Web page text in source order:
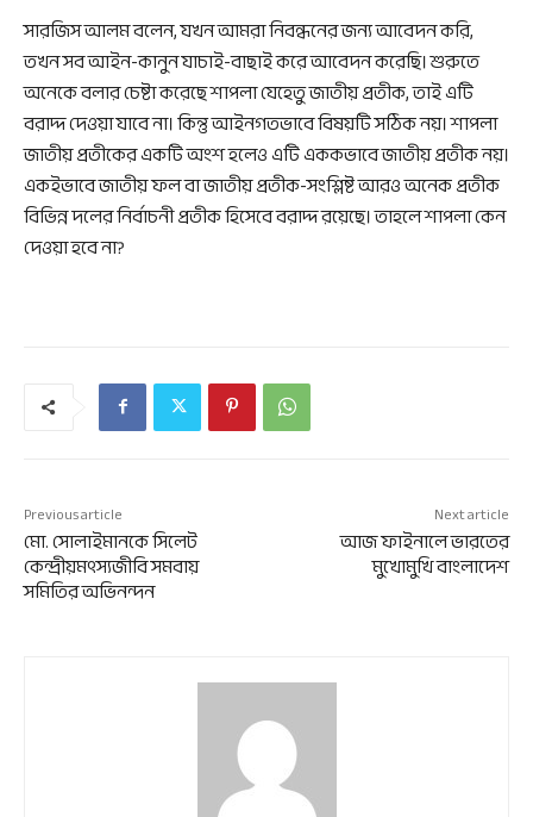
সারজিস আলম বলেন, যখন আমরা নিবন্ধনের জন্য আবেদন করি,
তখন সব আইন-কানুন যাচাই-বাছাই করে আবেদন করেছি। শুরুতে
অনেকে বলার চেষ্টা করেছে শাপলা যেহেতু জাতীয় প্রতীক, তাই এটি
বরাদ্দ দেওয়া যাবে না। কিন্তু আইনগতভাবে বিষয়টি সঠিক নয়। শাপলা
জাতীয় প্রতীকের একটি অংশ হলেও এটি এককভাবে জাতীয় প্রতীক নয়।
একইভাবে জাতীয় ফল বা জাতীয় প্রতীক-সংশ্লিষ্ট আরও অনেক প্রতীক
বিভিন্ন দলের নির্বাচনী প্রতীক হিসেবে বরাদ্দ রয়েছে। তাহলে শাপলা কেন
দেওয়া হবে না?
Previous article
মো. সোলাইমানকে সিলেট
কেন্দ্রীয়মৎস্যজীবি সমবায়
সমিতির অভিনন্দন
Next article
আজ ফাইনালে ভারতের
মুখোমুখি বাংলাদেশ